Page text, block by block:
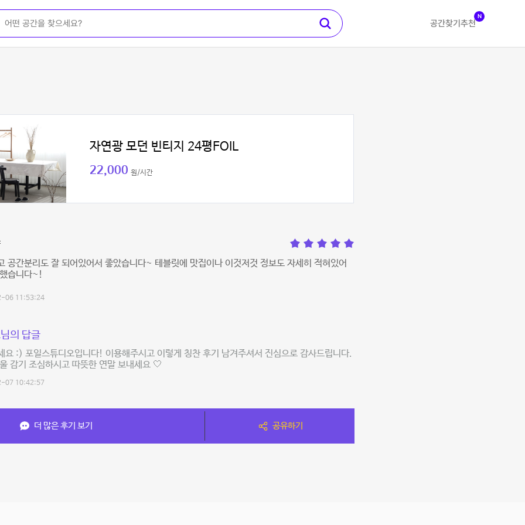
공간찾기 추천
N
자연광 모던 빈티지 24평FOIL
22,000 원/시간
공간분리도 잘 되어있어서 좋았습니다~ 테블릿에 맛집이나 이것저것 정보도 자세히 적혀있어
습니다~!
06 11:53:24
의 답글
요 :) 포일스튜디오입니다! 이용해주시고 이렇게 칭찬 후기 남겨주셔서 진심으로 감사드립니다.
감기 조심하시고 따뜻한 연말 보내세요 🤍
07 10:42:57
더 많은 후기 보기 공유하기